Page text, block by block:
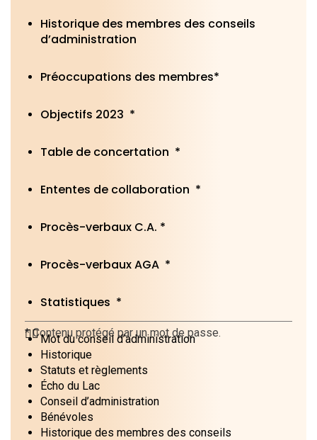
Historique des membres des conseils
d’administration
Préoccupations des membres*
Objectifs 2023 *
Table de concertation *
Ententes de collaboration *
Procès-verbaux C.A. *
Procès-verbaux AGA *
Statistiques *
Mot du conseil d’administration
Historique
Statuts et règlements
Écho du Lac
Conseil d’administration
Bénévoles
Historique des membres des conseils